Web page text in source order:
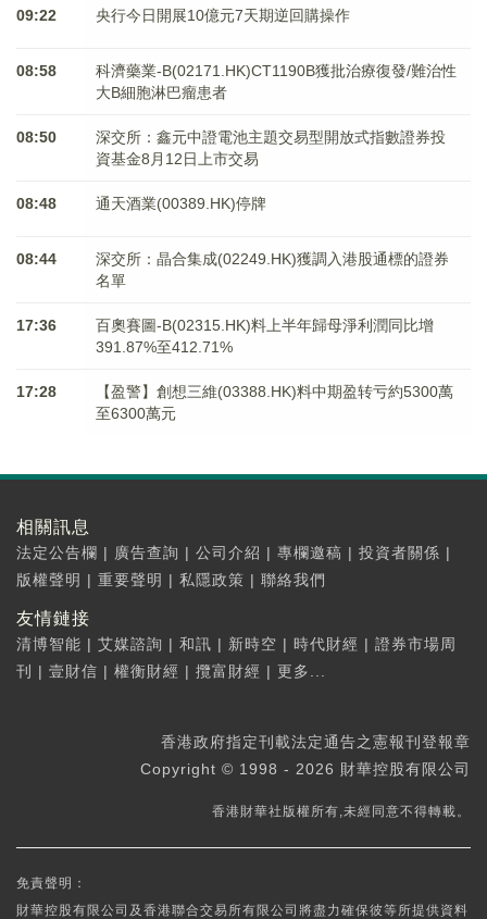
09:22 央行今日開展10億元7天期逆回購操作
08:58
科濟藥業-B(02171.HK)CT1190B獲批治療復發/難治性
大B細胞淋巴瘤患者
08:50
深交所：鑫元中證電池主題交易型開放式指數證券投
資基金8月12日上市交易
08:48 通天酒業(00389.HK)停牌
08:44
深交所：晶合集成(02249.HK)獲調入港股通標的證券
名單
17:36
百奧賽圖-B(02315.HK)料上半年歸母淨利潤同比增
391.87%至412.71%
17:28
【盈警】創想三維(03388.HK)料中期盈转亏約5300萬
至6300萬元
相關訊息
法定公告欄 | 廣告查詢 | 公司介紹 | 專欄邀稿 | 投資者關係 |
版權聲明 | 重要聲明 | 私隱政策 | 聯絡我們
友情鏈接
清博智能 | 艾媒諮詢 | 和訊 | 新時空 | 時代財經 | 證券市場周
刊
| 壹財信 | 權衡財經 | 攬富財經 | 更多...
香港政府指定刊載法定通告之憲報刊登報章
Copyright © 1998 - 2026 財華控股有限公司
香港財華社版權所有,未經同意不得轉載。
免責聲明：
財華控股有限公司及香港聯合交易所有限公司將盡力確保彼等所提供資料